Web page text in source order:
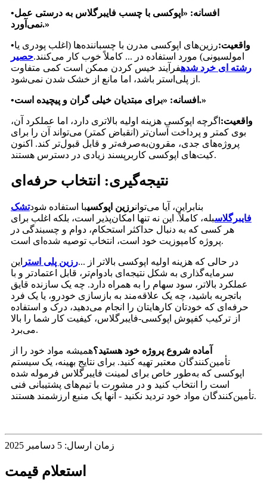
•افسانه: «اپوکسی با چسب فایبرگلاس به درستی عمل
نمی‌آورد.»
• واقعیت:رزین‌های اپوکسی مدرن با چسباننده‌ها (اغلب پودری یا
امولسیونی) مورد استفاده در ... کاملاً خوب کار می‌کنند.حصیر
رشته ای خرد شدهفرآیند خیس کردن ممکن است کمی متفاوت
از پلی‌استر باشد، اما مانع از خشک شدن نمی‌شود.
• افسانه: «برای مبتدیان خیلی گران و پیچیده است.»
واقعیت: اگرچه اپوکسی هزینه اولیه بالاتری دارد، اما عملکرد آن،
بوی کمتر و پرداخت آسان‌تر (انقباض کمتر) می‌تواند آن را برای
پروژه‌های جدی، مقرون‌به‌صرفه‌تر و قابل قبول‌تر کند. اکنون
کیت‌های اپوکسی کاربرپسند زیادی در دسترس هستند.
نتیجه‌گیری: انتخاب حرفه‌ای
بنابراین، آیا می‌توانرزین اپوکسیبا استفاده شودتشک
فایبرگلاسبله، کاملاً. این نه تنها امکان‌پذیر است، بلکه اغلب برای
هر کسی که به دنبال حداکثر استحکام، دوام و چسبندگی در
پروژه کامپوزیت خود است، انتخاب توصیه شده‌ای است.
در حالی که هزینه اولیه اپوکسی بالاتر از ...رزین پلی استر این
سرمایه‌گذاری به شکل نتیجه‌ای بادوام‌تر، قابل اعتمادتر و با
عملکرد بالاتر، سود سهام را به همراه دارد. چه یک سازنده قایق
باتجربه باشید، چه یک علاقه‌مند به بازسازی خودرو، یا یک فرد
حرفه‌ای که خودتان کارهایتان را انجام می‌دهید، درک و استفاده
از ترکیب کفپوش اپوکسی-فایبرگلاس، کیفیت کار شما را بالا
می‌برد.
آماده شروع پروژه خود هستید؟همیشه مواد خود را از
تأمین‌کنندگان معتبر تهیه کنید. برای نتایج بهینه، یک سیستم
اپوکسی که به‌طور خاص برای لمینت فایبرگلاس فرموله شده
است را انتخاب کنید و در مشورت با تیم‌های پشتیبانی فنی
تأمین‌کنندگان مواد خود تردید نکنید - آنها یک منبع ارزشمند هستند.
زمان ارسال: 5 دسامبر 2025
استعلام قیمت